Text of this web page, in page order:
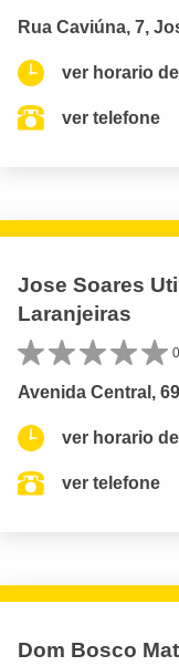
Rua Caviúna, 7,
ver horario
ver telefone
Jose Soares
Laranjeiras
Avenida Central,
ver horario
ver telefone
Dom Bosco